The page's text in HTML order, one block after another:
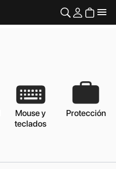
Mouse y
teclados
Protección